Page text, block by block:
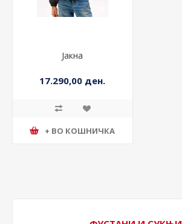
Јакна
17.290,00 ден.
+ ВО КОШНИЧКА